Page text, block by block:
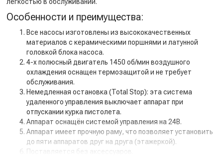
Особенности и преимущества:
Все насосы изготовлены из высококачественных
материалов с керамическими поршнями и латунной
головкой блока насоса.
4-х полюсный двигатель 1450 об/мин воздушного
охлаждения оснащен термозащитой и не требует
обслуживания.
Немедленная остановка (Total Stop): эта система
удаленного управления выключает аппарат при
отпускании курка пистолета.
Аппарат оснащён системой управления на 24В.
Аппарат имеет прочную раму, что позволяет установить
до пяти аппаратов друг на друга (этажеркой).
Поставляется без аксессуаров.